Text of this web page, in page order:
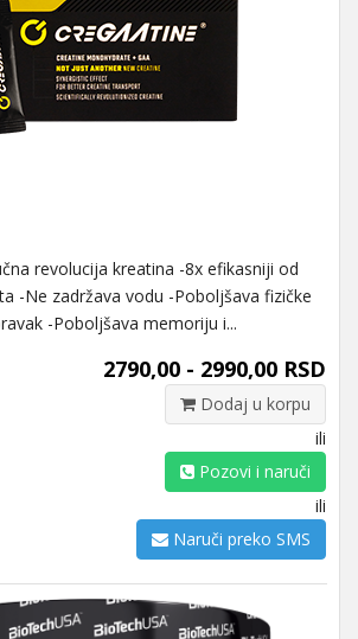
revolucija kreatina -8x efikasniji od
-Ne zadržava vodu -Poboljšava fizičke
-Poboljšava memoriju i...
2790,00 - 2990,00 RSD
Dodaj u korpu
ili
Pozovi i naruči
ili
Naruči preko SMS